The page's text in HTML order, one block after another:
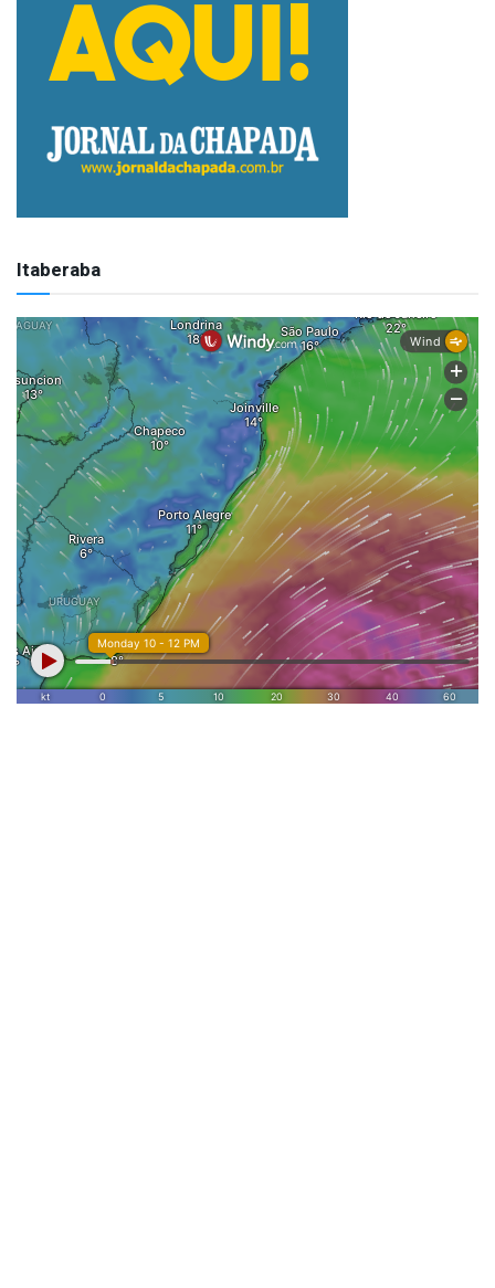
Itaberaba